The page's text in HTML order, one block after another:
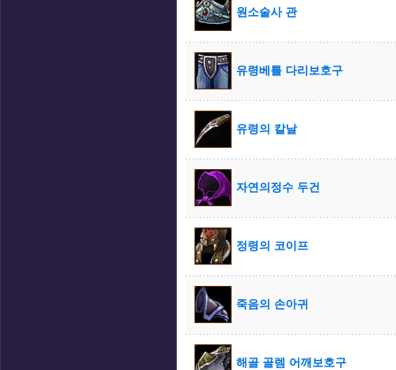
원소술사 관
유령베틀 다리보호구
유령의 칼날
자연의정수 두건
정령의 코이프
죽음의 손아귀
해골 골렘 어깨보호구